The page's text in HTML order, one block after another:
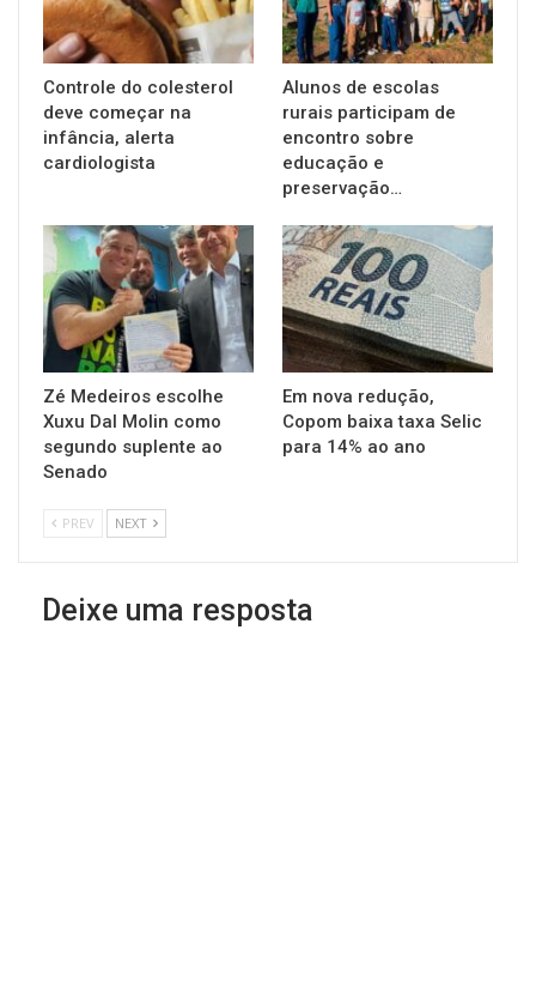
Controle do colesterol
deve começar na
infância, alerta
cardiologista
Alunos de escolas
rurais participam de
encontro sobre
educação e
preservação…
Zé Medeiros escolhe
Xuxu Dal Molin como
segundo suplente ao
Senado
Em nova redução,
Copom baixa taxa Selic
para 14% ao ano
PREV NEXT
Deixe uma resposta